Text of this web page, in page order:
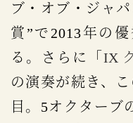
ブ・オブ・ジャ
賞”で2013年の
る。さらに「 IX
の演奏が続き、
目。5オクターブ